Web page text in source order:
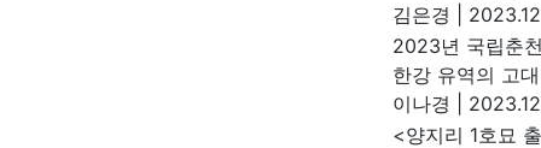
김은경
2023년 국립춘
한강 유역의 고
이나경
<양지리 1호묘